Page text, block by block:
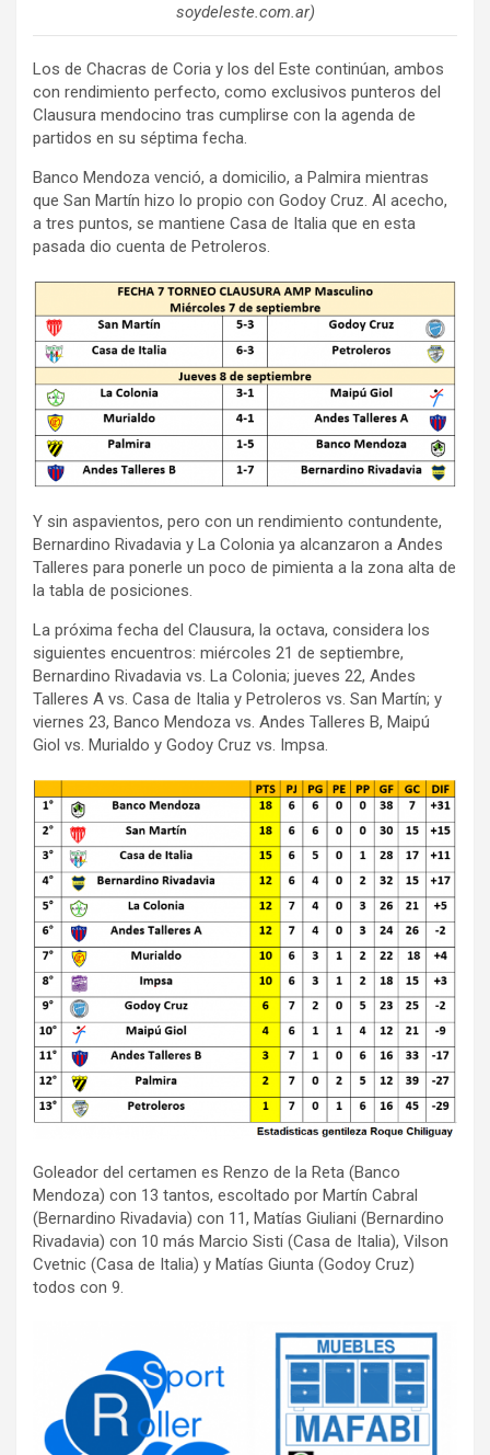
soydeleste.com.ar)
Los de Chacras de Coria y los del Este continúan, ambos
con rendimiento perfecto, como exclusivos punteros del
Clausura mendocino tras cumplirse con la agenda de
partidos en su séptima fecha.
Banco Mendoza venció, a domicilio, a Palmira mientras
que San Martín hizo lo propio con Godoy Cruz. Al acecho,
a tres puntos, se mantiene Casa de Italia que en esta
pasada dio cuenta de Petroleros.
Y sin aspavientos, pero con un rendimiento contundente,
Bernardino Rivadavia y La Colonia ya alcanzaron a Andes
Talleres para ponerle un poco de pimienta a la zona alta de
la tabla de posiciones.
La próxima fecha del Clausura, la octava, considera los
siguientes encuentros: miércoles 21 de septiembre,
Bernardino Rivadavia vs. La Colonia; jueves 22, Andes
Talleres A vs. Casa de Italia y Petroleros vs. San Martín; y
viernes 23, Banco Mendoza vs. Andes Talleres B, Maipú
Giol vs. Murialdo y Godoy Cruz vs. Impsa.
Goleador del certamen es Renzo de la Reta (Banco
Mendoza) con 13 tantos, escoltado por Martín Cabral
(Bernardino Rivadavia) con 11, Matías Giuliani (Bernardino
Rivadavia) con 10 más Marcio Sisti (Casa de Italia), Vilson
Cvetnic (Casa de Italia) y Matías Giunta (Godoy Cruz)
todos con 9.